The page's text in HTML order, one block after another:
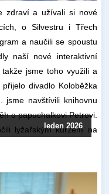
leden 2026
zdraví a užívali si nové
o Silvestru i Třech
a naučili se spoustu
naší nové interaktivní
jsme toho využili a
divadlo Koloběžka
jsme navštívili knihovnu
o papuchalkovi Petrovi.
lyžařským kurzem na